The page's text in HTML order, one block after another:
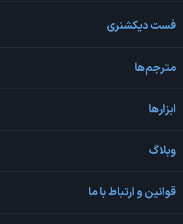
فست دیکشنری
مترجم‌ها
ابزارها
وبلاگ
قوانین و ارتباط با ما